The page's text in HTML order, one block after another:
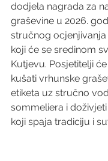
dodjela nagrada za
graševine u 2026.
stručnog ocjenjivanja
koji će se sredinom
Kutjevu. Posjetitelji
kušati vrhunske
etiketa uz stručno
sommeliera i
koji spaja tradiciju i